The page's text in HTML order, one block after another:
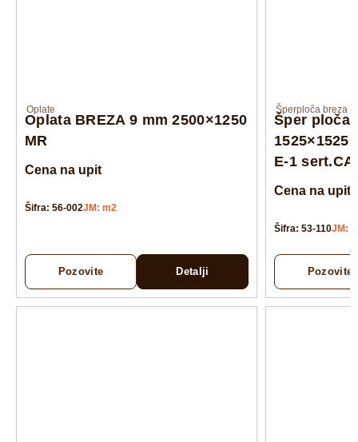
Oplate
Oplata BREZA 9 mm 2500×1250
MR
Cena na upit
Šifra: 56-002JM: m2
Pozovite Detalji
Šperploča breza
Šper ploča
1525×1525
E-1
Cena na upit
Šifra: 53-110JM:
Pozovite